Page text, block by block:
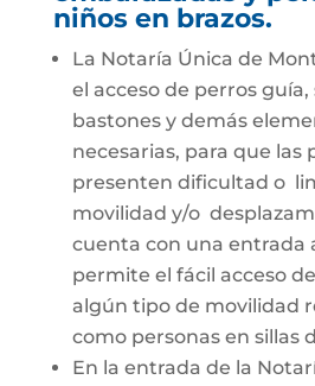
niños en brazos.
La Notaría Única de
el acceso de perros guía,
bastones y demás
necesarias, para que las
presenten dificultad o
movilidad y/o
cuenta con una entrada
permite el fácil acceso
algún tipo de movilidad
como personas en sillas
En la entrada de la